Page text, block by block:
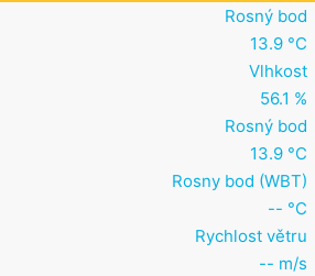
Rosný bod
13.9 °C
Vlhkost
56.1 %
Rosný bod
13.9 °C
Rosny bod (WBT)
-- °C
Rychlost větru
-- m/s